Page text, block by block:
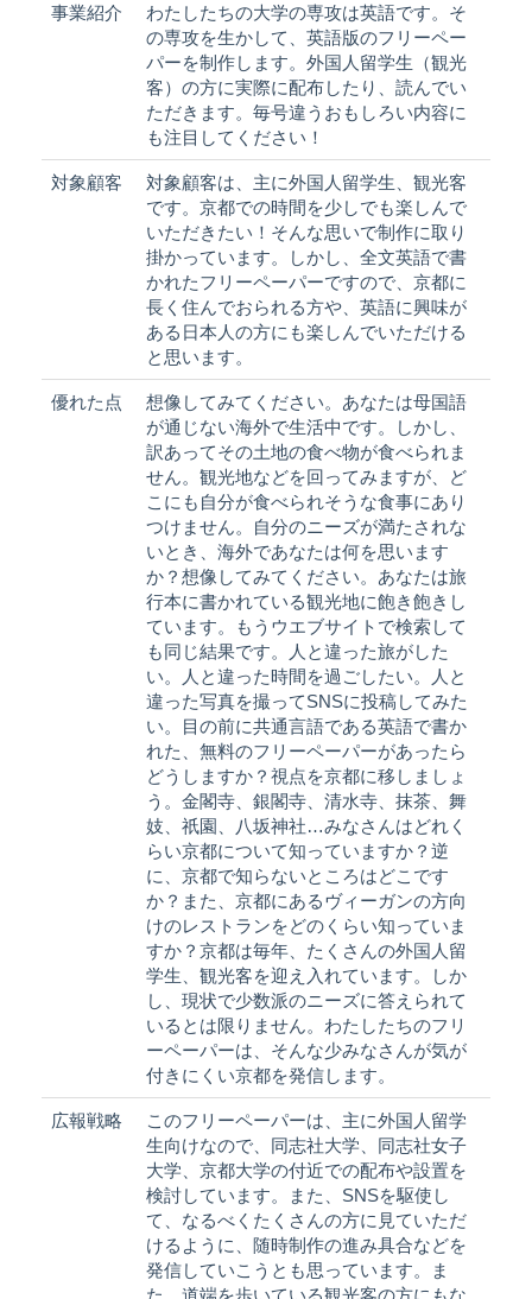
事業紹介
わたしたちの大学の専攻は英語です。そ
の専攻を生かして、英語版のフリーペー
パーを制作します。外国人留学生（観光
客）の方に実際に配布したり、読んでい
ただきます。毎号違うおもしろい内容に
も注目してください！
対象顧客
対象顧客は、主に外国人留学生、観光客
です。京都での時間を少しでも楽しんで
いただきたい！そんな思いで制作に取り
掛かっています。しかし、全文英語で書
かれたフリーペーパーですので、京都に
長く住んでおられる方や、英語に興味が
ある日本人の方にも楽しんでいただける
と思います。
優れた点
想像してみてください。あなたは母国語
が通じない海外で生活中です。しかし、
訳あってその土地の食べ物が食べられま
せん。観光地などを回ってみますが、ど
こにも自分が食べられそうな食事にあり
つけません。自分のニーズが満たされな
いとき、海外であなたは何を思います
か？想像してみてください。あなたは旅
行本に書かれている観光地に飽き飽きし
ています。もうウエブサイトで検索して
も同じ結果です。人と違った旅がした
い。人と違った時間を過ごしたい。人と
違った写真を撮ってSNSに投稿してみた
い。目の前に共通言語である英語で書か
れた、無料のフリーペーパーがあったら
どうしますか？視点を京都に移しましょ
う。金閣寺、銀閣寺、清水寺、抹茶、舞
妓、祇園、八坂神社…みなさんはどれく
らい京都について知っていますか？逆
に、京都で知らないところはどこです
か？また、京都にあるヴィーガンの方向
けのレストランをどのくらい知っていま
すか？京都は毎年、たくさんの外国人留
学生、観光客を迎え入れています。しか
し、現状で少数派のニーズに答えられて
いるとは限りません。わたしたちのフリ
ーペーパーは、そんな少みなさんが気が
付きにくい京都を発信します。
広報戦略
このフリーペーパーは、主に外国人留学
生向けなので、同志社大学、同志社女子
大学、京都大学の付近での配布や設置を
検討しています。また、SNSを駆使し
て、なるべくたくさんの方に見ていただ
けるように、随時制作の進み具合などを
発信していこうとも思っています。ま
た、道端を歩いている観光客の方にもな